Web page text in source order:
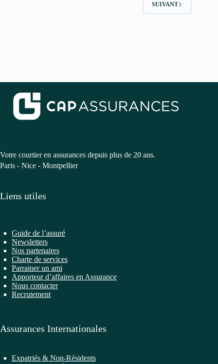
SUIVANT
Votre courtier en assurances depuis plus de 20 ans.
Paris - Nice - Montpellier
Liens utiles
Guide de l’assuré
Newsletters
Nos partenaires
Charte de services
Parrainer un ami
Apporteur d’affaires en Assurance
Nous contacter
Recrutement
Assurances Internationales
Expatriés & Non-Résidents